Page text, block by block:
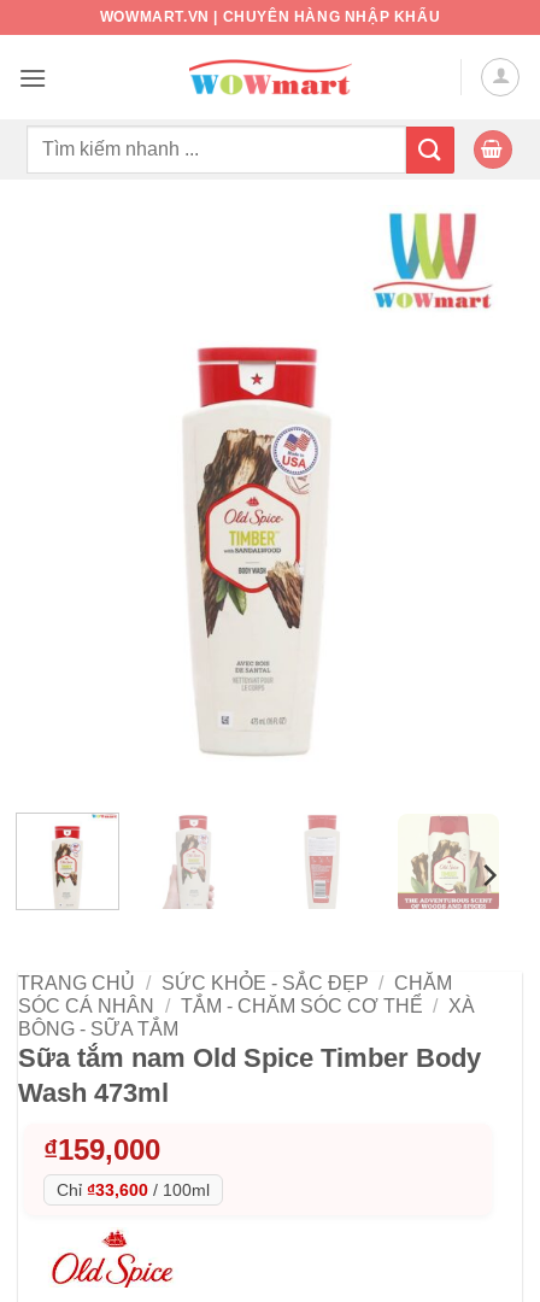
nội
WOWMART.VN | CHUYÊN HÀNG NHẬP KHẨU
Tìm
TRANG CHỦ / SỨC KHỎE - SẮC ĐẸP / CHĂM
SÓC CÁ NHÂN
/ TẮM - CHĂM SÓC CƠ THỂ / XÀ
BÔNG - SỮA TẮM
Sữa tắm nam Old Spice Timber Body
Wash 473ml
₫159,000
Chỉ ₫33,600 / 100ml